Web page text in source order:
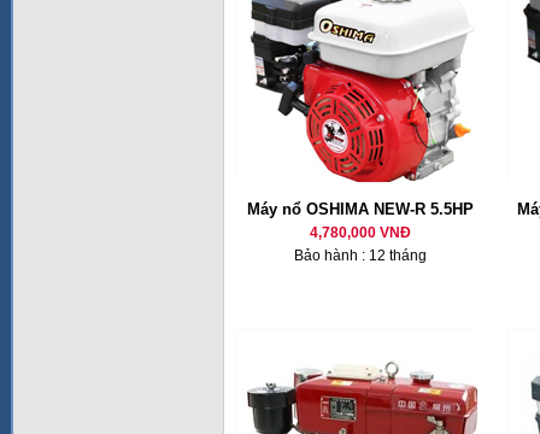
Máy nổ OSHIMA NEW-R 5.5HP
4,780,000 VNĐ
Bảo hành : 12 tháng